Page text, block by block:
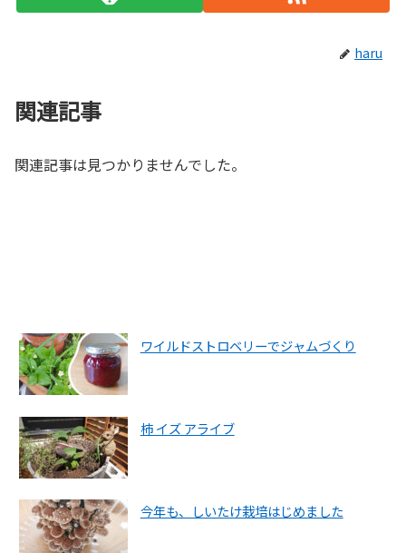
haru
関連記事
関連記事は見つかりませんでした。
ワイルドストロベリーでジャムづくり
柿 イズ アライブ
今年も、しいたけ栽培はじめました